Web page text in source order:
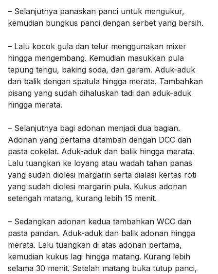
– Selanjutnya panaskan panci untuk mengukur,
kemudian bungkus panci dengan serbet yang bersih.
– Lalu kocok gula dan telur menggunakan mixer
hingga mengembang. Kemudian masukkan pula
tepung terigu, baking soda, dan garam. Aduk-aduk
dan balik dengan spatula hingga merata. Tambahkan
pisang yang sudah dihaluskan tadi dan aduk-aduk
hingga merata.
– Selanjutnya bagi adonan menjadi dua bagian.
Adonan yang pertama ditambah dengan DCC dan
pasta cokelat. Aduk-aduk dan balik hingga merata.
Lalu tuangkan ke loyang atau wadah tahan panas
yang sudah diolesi margarin serta dialasi kertas roti
yang sudah diolesi margarin pula. Kukus adonan
setengah matang, kurang lebih 15 menit.
– Sedangkan adonan kedua tambahkan WCC dan
pasta pandan. Aduk-aduk dan balik adonan hingga
merata. Lalu tuangkan di atas adonan pertama,
kemudian kukus lagi hingga matang. Kurang lebih
selama 30 menit. Setelah matang buka tutup panci,